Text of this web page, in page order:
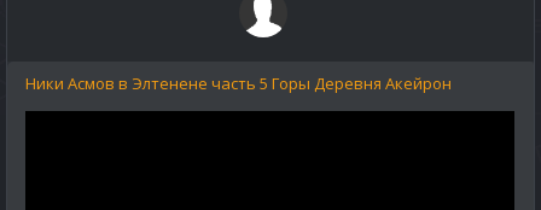
Ники Асмов в Элтенене часть 5 Горы Деревня Акейрон